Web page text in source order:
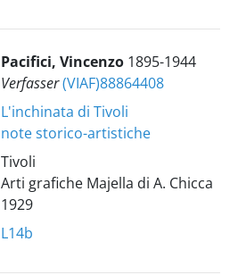
Pacifici, Vincenzo 1895-1944
Verfasser(VIAF)88864408
L'inchinata di Tivoli
note storico-artistiche
Tivoli
Arti grafiche Majella di A. Chicca
1929
L14b